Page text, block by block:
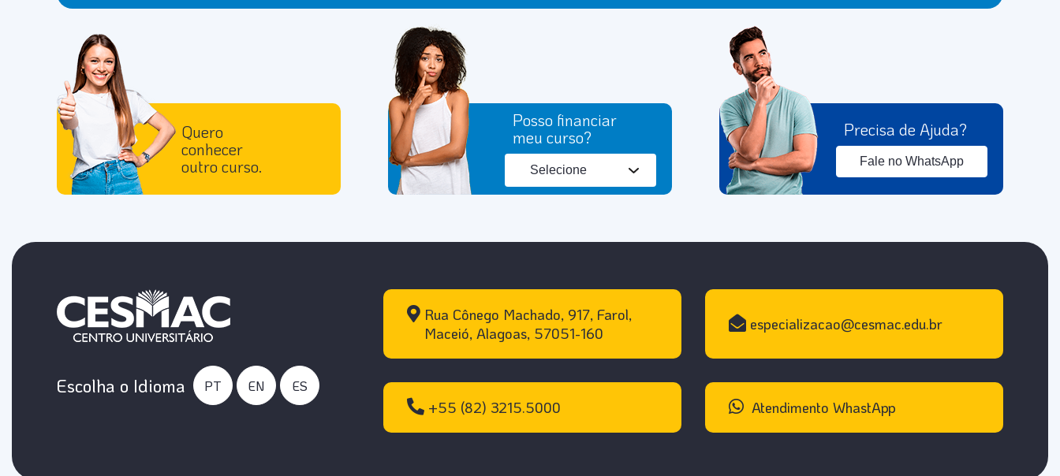
Quero
conhecer
outro curso.
Posso financiar
meu curso?
Precisa de Ajuda?
Fale no WhatsApp
Escolha o Idioma PT EN ES
Rua Cônego Machado, 917, Farol,
Maceió, Alagoas, 57051-160
especializacao@cesmac.edu.br
+55 (82) 3215.5000 Atendimento WhastApp